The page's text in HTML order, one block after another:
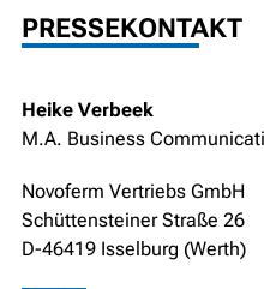
PRESSEKONTAKT
Heike Verbeek
M.A. Business
Novoferm Vertriebs GmbH
Schüttensteiner Straße 26
D-46419 Isselburg (Werth)